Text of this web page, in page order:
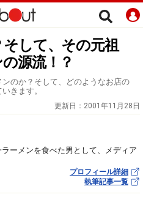
して、その元祖
源流！？
のか？そして、どのようなお店の
きます。
更新日： 2001年11月28日
ーメンを食べた男として、メディア
プロフィール詳細
執筆記事一覧